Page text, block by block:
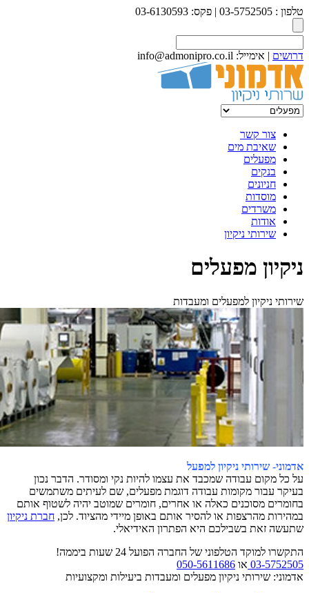
טלפון : 03-5752505 | פקס: 03-6130593
דרושים | אימייל: info@admonipro.co.il
צור קשר
שאיבת מים
מפעלים
בנקים
חניונים
מוסדות
משרדים
אודות
שירותי ניקיון
ניקיון מפעלים
שירותי ניקיון למפעלים ומעבדות
אדמוני- שירותי ניקיון למפעל
על כל מקום עבודה שמכבד את עצמו להיות נקי ומסודר. הדבר נכון
בעיקר עבור מקומות עבודה דוגמת מפעלים, שם לעיתים משתמשים
בחומרים מסוכנים כאלה או אחרים, חומרים שמוטב יהיה לשטוף אותם
במהירות מהרצפות או להסיר אותם באופן מיידי מהציוד. לכן, חברת ניקיון
שתעשה זאת בשבילכם היא הפתרון האידיאלי.
התקשרו למוקד הטלפוני של החברה הפועל 24 שעות ביממה!
03-5752505 או 050-5611686
אדמוני: שירותי ניקיון מפעלים ומעבדות ביעילות ומקצועיות